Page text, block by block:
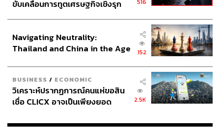
ขับเคลื่อนการทูตเศรษฐกิจเชิงรุก
516
Navigating Neutrality:
Thailand and China in the Age
152
BUSINESS / ECONOMIC
วิเคราะห์ปรากฏการณ์คนแห่ขอสิน
เชื่อ CLICX อาจเป็นเพียงยอด
เรือนไทยที่ถูกซุกไว้
2.5K